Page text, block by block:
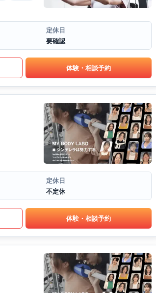
定休日
要確認
体験・相談予約
定休日
不定休
体験・相談予約